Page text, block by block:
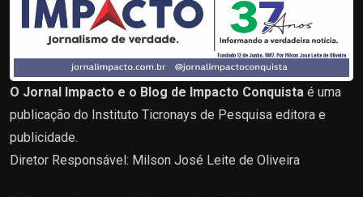
O Jornal Impacto e o Blog de Impacto Conquista é uma
publicação do Instituto Ticronays de Pesquisa editora e
publicidade.
Diretor Responsável: Milson José Leite de Oliveira